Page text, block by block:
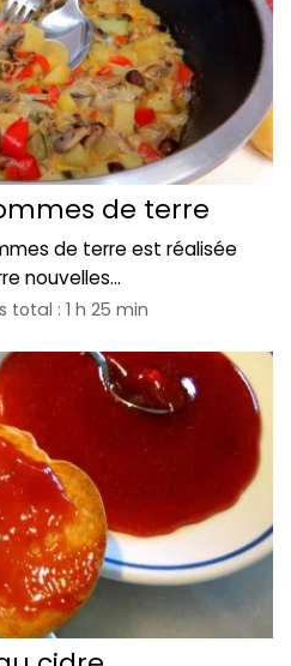
de terre
de terre est réalisée
nouvelles...
total : 1 h 25 min